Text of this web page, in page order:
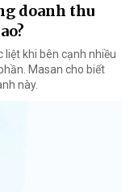
doanh thu
khi bên cạnh nhiều
Masan cho biết
này.